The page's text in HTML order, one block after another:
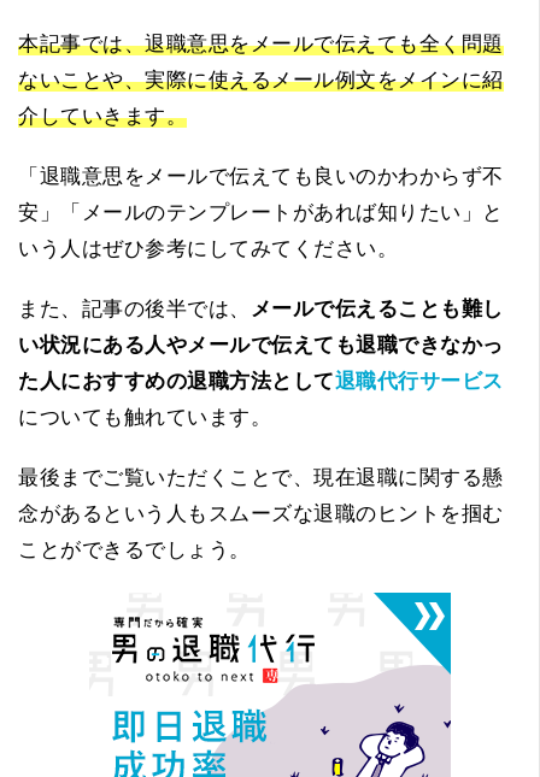
本記事では、退職意思をメールで伝えても全く問題
ないことや、実際に使えるメール例文をメインに紹
介していきます。
「退職意思をメールで伝えても良いのかわからず不
安」「メールのテンプレートがあれば知りたい」と
いう人はぜひ参考にしてみてください。
また、記事の後半では、 メールで伝えることも難し
い状況にある人やメールで伝えても退職できなかっ
た人におすすめの退職方法として退職代行サービス
についても触れています。
最後までご覧いただくことで、現在退職に関する懸
念があるという人もスムーズな退職のヒントを掴む
ことができるでしょう。